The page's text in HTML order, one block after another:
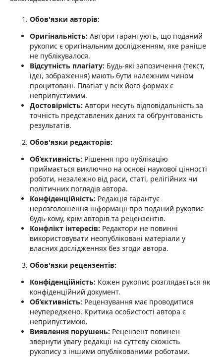
Обов'язки авторів:
Оригінальність: Автори гарантують, що поданий
рукопис є оригінальним дослідженням, яке раніше
не публікувалося.
Відсутність плагіату: Будь-які запозичення (текст,
ідеї, зображення) мають бути належним чином
процитовані. Плагіат у всіх його формах є
неприпустимим.
Достовірність: Автори несуть відповідальність за
точність представлених даних та обґрунтованість
результатів.
Обов'язки редакторів:
Об’єктивність: Рішення про публікацію
приймається виключно на основі наукової цінності
роботи, незалежно від раси, статі, релігійних чи
політичних поглядів автора.
Конфіденційність: Редакція гарантує
нерозголошення інформації про поданий рукопис
будь-кому, крім авторів та рецензентів.
Конфлікт інтересів: Редактори не повинні
використовувати неопубліковані матеріали у
власних дослідженнях без згоди автора.
Обов'язки рецензентів:
Конфіденційність: Кожен рукопис розглядається як
конфіденційний документ.
Об’єктивність: Рецензування має проводитися
неупереджено. Критика особистості автора є
неприпустимою.
Виявлення порушень: Рецензент повинен
звернути увагу редакції на суттєву схожість
рукопису з іншими опублікованими роботами.